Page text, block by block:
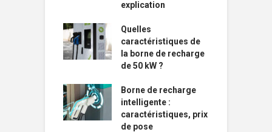
explication
Quelles
caractéristiques de
la borne de recharge
de 50 kW ?
Borne de recharge
intelligente :
caractéristiques, prix
de pose